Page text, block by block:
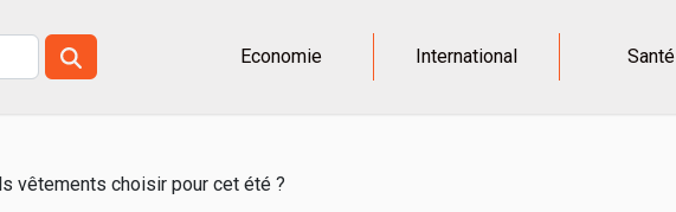
Economie International Santé
vêtements choisir pour cet été ?